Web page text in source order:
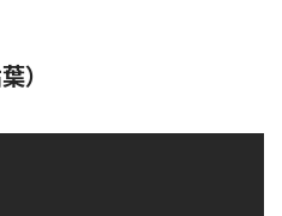
）